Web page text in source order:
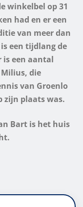
winkelbel op 31
had en er een
van meer dan
een tijdlang de
is een aantal
die
van Groenlo
zijn plaats was.
Bart is het huis